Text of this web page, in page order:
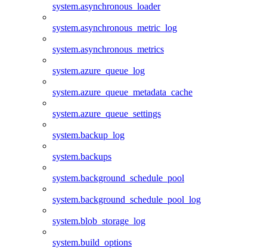
system.asynchronous_loader
system.asynchronous_metric_log
system.asynchronous_metrics
system.azure_queue_log
system.azure_queue_metadata_cache
system.azure_queue_settings
system.backup_log
system.backups
system.background_schedule_pool
system.background_schedule_pool_log
system.blob_storage_log
system.build_options